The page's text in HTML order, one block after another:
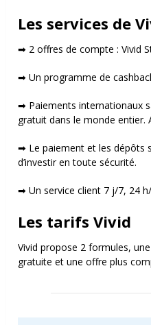
Les services de
➡ 2 offres de compte : Vivid
➡ Un programme de
➡ Paiements internationaux
gratuit dans le monde entier.
➡ Le paiement et les dépôts
d’investir en toute sécurité.
➡ Un service client 7 j/7, 24
Les tarifs Vivid
Vivid propose 2 formules,
gratuite et une offre plus